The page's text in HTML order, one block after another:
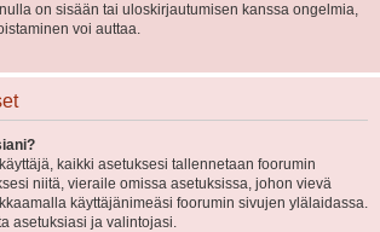
on sisään tai uloskirjautumisen kanssa ongelmia,
voi auttaa.
kaikki asetuksesi tallennetaan foorumin
niitä, vieraile omissa asetuksissa, johon vievä
käyttäjänimeäsi foorumin sivujen ylälaidassa.
asetuksiasi ja valintojasi.